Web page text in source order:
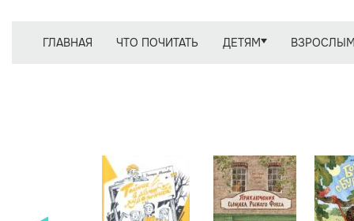
ГЛАВНАЯ ЧТО ПОЧИТАТЬ ДЕТЯМ